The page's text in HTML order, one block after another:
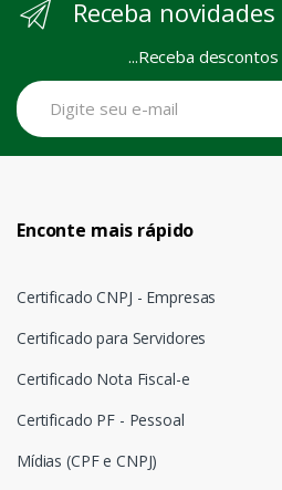
Receba novidades
...Receba descontos
Enconte mais rápido
Certificado CNPJ - Empresas
Certificado para Servidores
Certificado Nota Fiscal-e
Certificado PF - Pessoal
Mídias (CPF e CNPJ)